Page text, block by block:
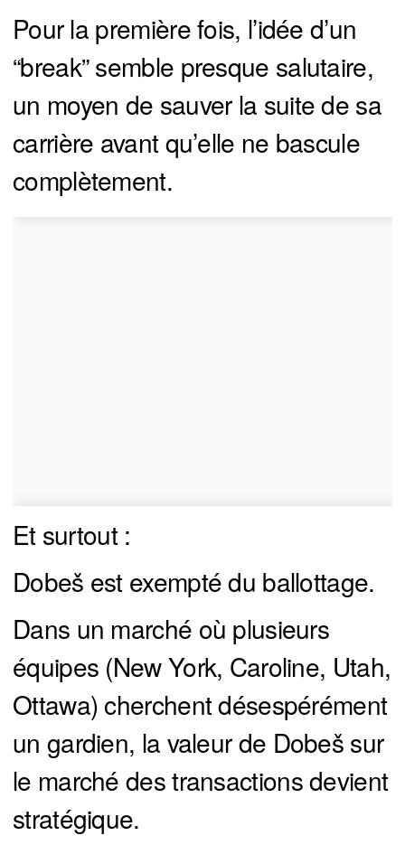
Pour la première fois, l’idée d’un
“break” semble presque salutaire,
un moyen de sauver la suite de sa
carrière avant qu’elle ne bascule
complètement.
Et surtout :
Dobeš est exempté du ballottage.
Dans un marché où plusieurs
équipes (New York, Caroline, Utah,
Ottawa) cherchent désespérément
un gardien, la valeur de Dobeš sur
le marché des transactions devient
stratégique.